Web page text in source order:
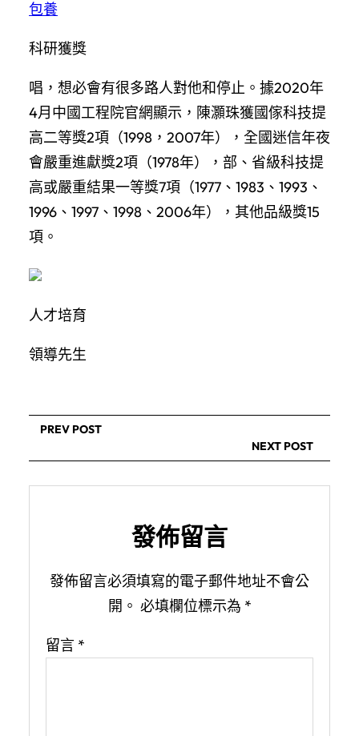
包養
科研獲獎
唱，想必會有很多路人對他和停止。據2020年
4月中國工程院官網顯示，陳灝珠獲國傢科技提
高二等獎2項（1998，2007年），全國迷信年夜
會嚴重進獻獎2項（1978年），部、省級科技提
高或嚴重結果一等獎7項（1977、1983、1993、
1996、1997、1998、2006年），其他品級獎15
項。
人才培育
領導先生
PREV POST
NEXT POST
發佈留言
發佈留言必須填寫的電子郵件地址不會公
開。 必填欄位標示為 *
留言 *